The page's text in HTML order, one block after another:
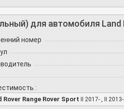
для автомобиля Land
номер
:
Rover Range Rover Sport II 2017- , II